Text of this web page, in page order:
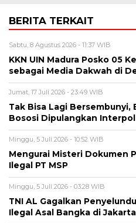
BERITA TERKAIT
Sabtu, 8 Agustus 2026 - 11:37 WIB
KKN UIN Madura Posko 05
sebagai Media Dakwah di
Jumat, 17 Juli 2026 - 23:49 WIB
Tak Bisa Lagi Bersembunyi,
Bososi Dipulangkan
Minggu, 5 Juli 2026 - 10:52 WIB
Mengurai Misteri Dokumen
Ilegal PT MSP
Minggu, 5 Juli 2026 - 03:28 WIB
TNI AL Gagalkan
Ilegal Asal Bangka di